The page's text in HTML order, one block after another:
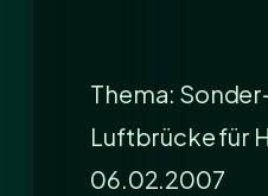
Thema:
Luftbrücke für
06.02.2007